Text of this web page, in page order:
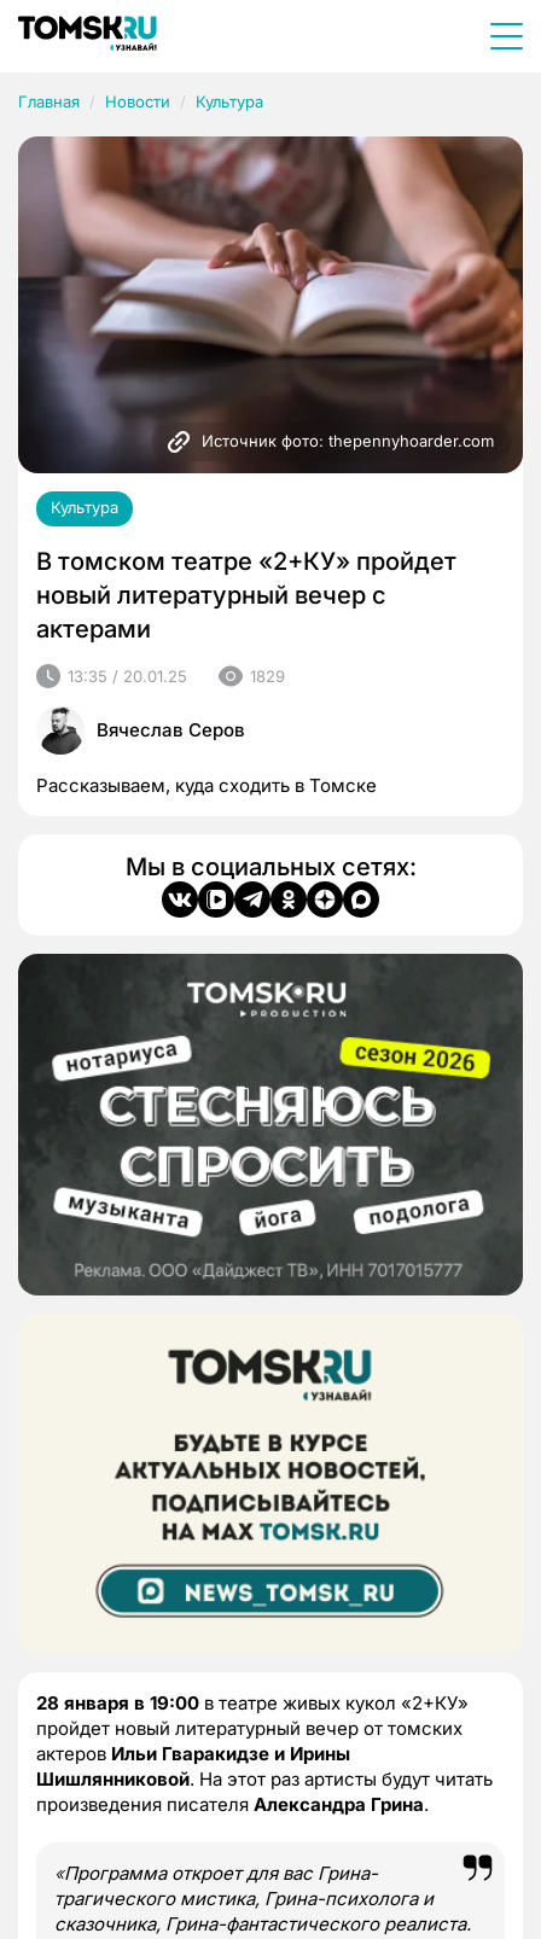
Главная Новости Культура
Источник фото: thepennyhoarder.com
Культура
В томском театре «2+КУ» пройдет
новый литературный вечер с
актерами
13:35 / 20.01.25 1829
Вячеслав Серов
Рассказываем, куда сходить в Томске
Мы в социальных сетях:
28 января в 19:00 в театре живых кукол «2+КУ»
пройдет новый литературный вечер от томских
актеров Ильи Гваракидзе и Ирины
Шишлянниковой. На этот раз артисты будут читать
произведения писателя Александра Грина.
«Программа откроет для вас Грина-
трагического мистика, Грина-психолога и
сказочника, Грина-фантастического реалиста.